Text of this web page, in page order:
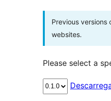
Previous
websites.
Please select a